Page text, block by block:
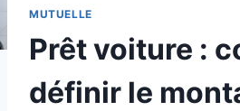
MUTUELLE
Prêt voiture :
définir le